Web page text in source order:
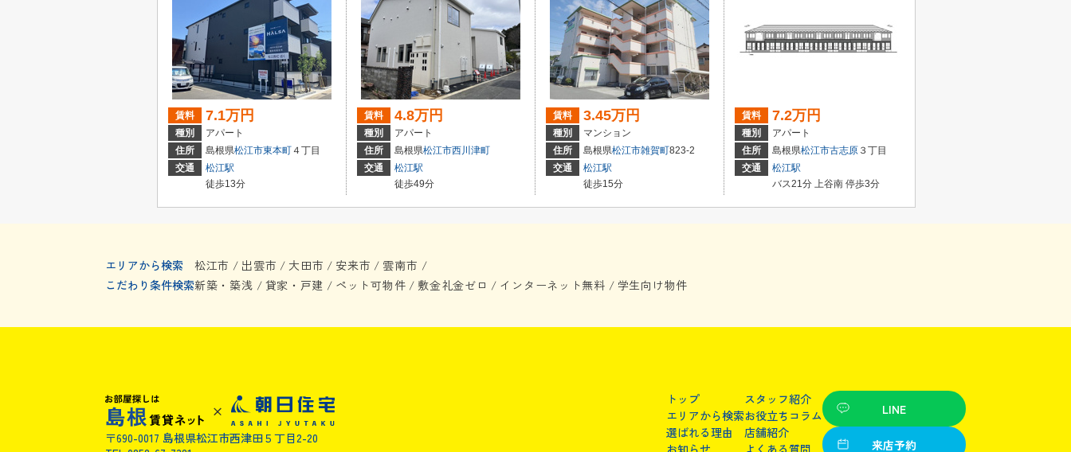
賃料 7.1万円
種別
アパート
住所
島根県松江市東本町４丁目
交通
松江駅
徒歩13分
賃料 4.8万円
種別
アパート
住所
島根県松江市西川津町
交通
松江駅
徒歩49分
賃料 3.45万円
種別
マンション
住所
島根県松江市雑賀町823-2
交通
松江駅
徒歩15分
賃料 7.2万円
種別
アパート
住所
島根県松江市古志原 ３丁目
交通
松江駅
バス21分 上谷南 停歩3分
エリアから検索 松江市 / 出雲市 / 大田市 / 安来市 / 雲南市 /
こだわり条件検索新築・築浅 / 貸家・戸建 / ペット可物件 / 敷金礼金ゼロ / インターネット無料 / 学生向け物件
〒690-0017 島根県松江市西津田５丁目2-20
トップ
エリアから検索
選ばれる理由
お知らせ
スタッフ紹介
お役立ちコラム
店舗紹介
よくある質問
LINE
来店予約